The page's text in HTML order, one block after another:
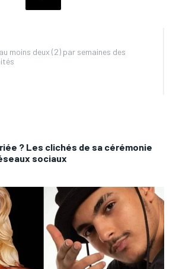
moins deux (2) par semaines des
? Les clichés de sa cérémonie
sociaux